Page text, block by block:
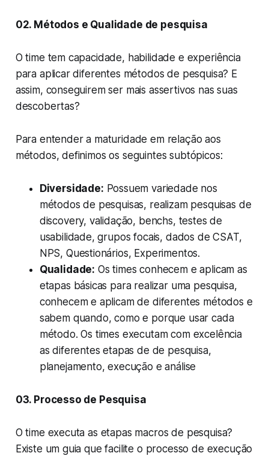
02. Métodos e Qualidade de pesquisa
O time tem capacidade, habilidade e experiência
para aplicar diferentes métodos de pesquisa? E
assim, conseguirem ser mais assertivos nas suas
descobertas?
Para entender a maturidade em relação aos
métodos, definimos os seguintes subtópicos:
Diversidade: Possuem variedade nos
métodos de pesquisas, realizam pesquisas de
discovery, validação, benchs, testes de
usabilidade, grupos focais, dados de CSAT,
NPS, Questionários, Experimentos.
Qualidade: Os times conhecem e aplicam as
etapas básicas para realizar uma pesquisa,
conhecem e aplicam de diferentes métodos e
sabem quando, como e porque usar cada
método. Os times executam com excelência
as diferentes etapas de de pesquisa,
planejamento, execução e análise
03. Processo de Pesquisa
O time executa as etapas macros de pesquisa?
Existe um guia que facilite o processo de execução